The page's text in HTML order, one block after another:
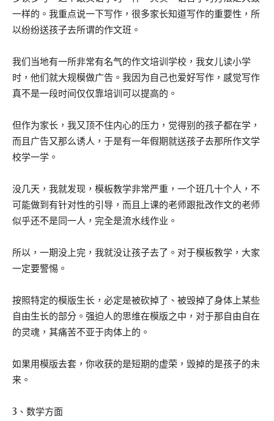
一样的。我重点说一下写作，很多家长知道写作的重要性，所
以纷纷送孩子去所谓的作文班。
我们当地有一所非常有名气的作文培训学校，我女儿读小学
时，他们就大规模做广告。我因为自己也爱好写作，感觉写作
真不是一段时间仅仅靠培训可以提高的。
但作为家长，我又顶不住内心的压力，觉得别的孩子都在学，
而且广告又那么诱人，于是有一年假期就送孩子去那所作文学
校学一学。
没几天，我就发现，模板教学非常严重，一个班几十个人，不
可能做到有针对性的引导，而且上课的老师跟批改作文的老师
似乎还不是同一人，完全是流水线作业。
所以，一期没上完，我就没让孩子去了。对于模板教学，大家
一定要警惕。
按照特定的模版生长，必定是被砍掉了、被毁掉了身体上某些
自由生长的部分。强迫人的思维在模版之中，对于那自由自在
的灵魂，其痛苦不亚于肉体上的。
如果用模版去套，你收获的是短期的虚荣，毁掉的是孩子的未
来。
3、数学方面